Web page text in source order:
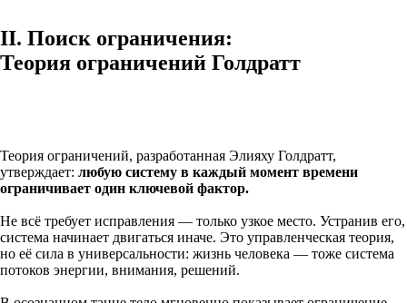
II. Поиск ограничения:
Теория ограничений Голдратт
Теория ограничений, разработанная Элияху Голдратт,
утверждает: любую систему в каждый момент времени
ограничивает один ключевой фактор.
Не всё требует исправления — только узкое место. Устранив его,
система начинает двигаться иначе. Это управленческая теория,
но её сила в универсальности: жизнь человека — тоже система
потоков энергии, внимания, решений.